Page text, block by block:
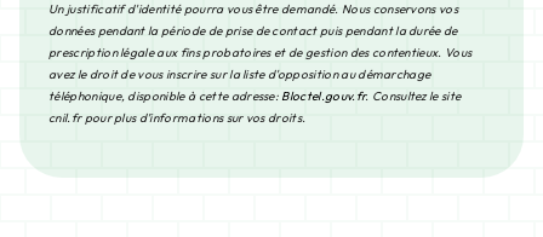
Un justificatif d'identité pourra vous être demandé. Nous conservons vos
données pendant la période de prise de contact puis pendant la durée de
prescription légale aux fins probatoires et de gestion des contentieux. Vous
avez le droit de vous inscrire sur la liste d'opposition au démarchage
téléphonique, disponible à cette adresse: Bloctel.gouv.fr. Consultez le site
cnil.fr pour plus d’informations sur vos droits.